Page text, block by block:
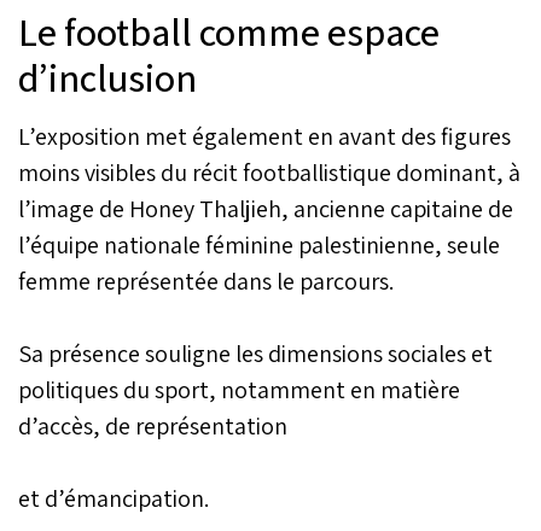
Le football comme espace
d’inclusion
L’exposition met également en avant des figures
moins visibles du récit footballistique dominant, à
l’image de Honey Thaljieh, ancienne capitaine de
l’équipe nationale féminine palestinienne, seule
femme représentée dans le parcours.
Sa présence souligne les dimensions sociales et
politiques du sport, notamment en matière
d’accès, de représentation
et d’émancipation.